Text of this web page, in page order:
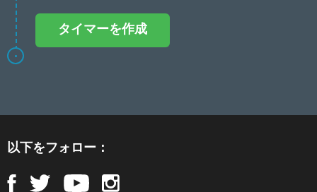
タイマーを作成
以下をフォロー：